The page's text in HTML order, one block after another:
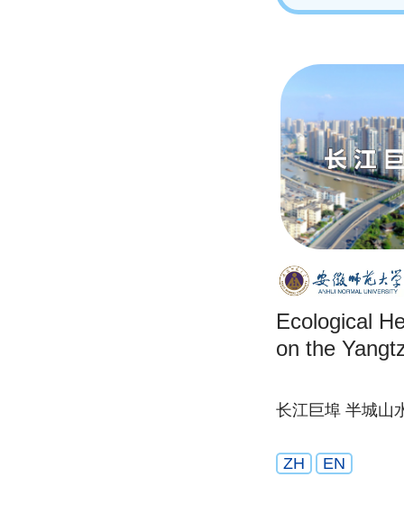
Ecological
on the
长江巨埠 半城
ZH EN